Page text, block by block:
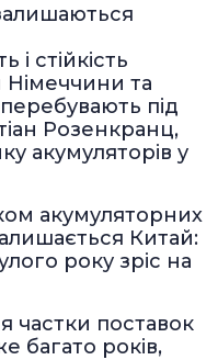
стійкість
та
під
Розенкранц,
акумуляторів у
акумуляторних
Китай:
року зріс на
частки поставок
багато років,